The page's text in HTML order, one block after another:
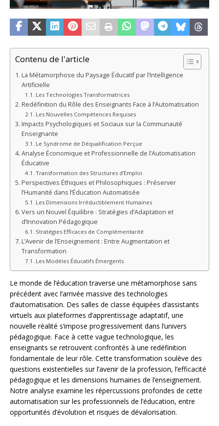
Contenu de l'article
La Métamorphose du Paysage Éducatif par l’Intelligence
Artificielle
Les Technologies Transformatrices
Redéfinition du Rôle des Enseignants Face à l’Automatisation
Les Nouvelles Compétences Requises
Impacts Psychologiques et Sociaux sur la Communauté
Enseignante
Le Syndrome de Déqualification Perçue
Analyse Économique et Professionnelle de l’Automatisation
Éducative
Transformation des Structures d’Emploi
Perspectives Éthiques et Philosophiques : Préserver
l’Humanité dans l’Éducation Automatisée
Les Dimensions Irréductiblement Humaines
Vers un Nouvel Équilibre : Stratégies d’Adaptation et
d’Innovation Pédagogique
Stratégies Efficaces de Complémentarité
L’Avenir de l’Enseignement : Entre Augmentation et
Transformation
Les Modèles Éducatifs Émergents
Le monde de l’éducation traverse une métamorphose sans
précédent avec l’arrivée massive des technologies
d’automatisation. Des salles de classe équipées d’assistants
virtuels aux plateformes d’apprentissage adaptatif, une
nouvelle réalité s’impose progressivement dans l’univers
pédagogique. Face à cette vague technologique, les
enseignants se retrouvent confrontés à une redéfinition
fondamentale de leur rôle. Cette transformation soulève des
questions existentielles sur l’avenir de la profession, l’efficacité
pédagogique et les dimensions humaines de l’enseignement.
Notre analyse examine les répercussions profondes de cette
automatisation sur les professionnels de l’éducation, entre
opportunités d’évolution et risques de dévalorisation.